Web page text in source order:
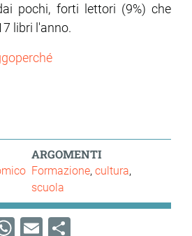
pochi, forti lettori (9%) che
libri l'anno.
ARGOMENTI
Formazione cultura
scuola